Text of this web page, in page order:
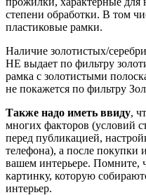
степени обработки. В том
пластиковые рамки.
Наличие золотистых/
НЕ выдает по фильтру
рамка с золотистыми
не покажется по фильтру
Также надо иметь ввиду,
многих факторов (условий
перед публикацией,
телефона), а после покупки
вашем интерьере. Помните,
картинку, которую
интерьер.